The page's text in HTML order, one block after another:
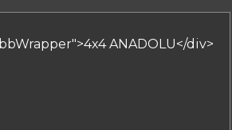
ANADOLU</div>